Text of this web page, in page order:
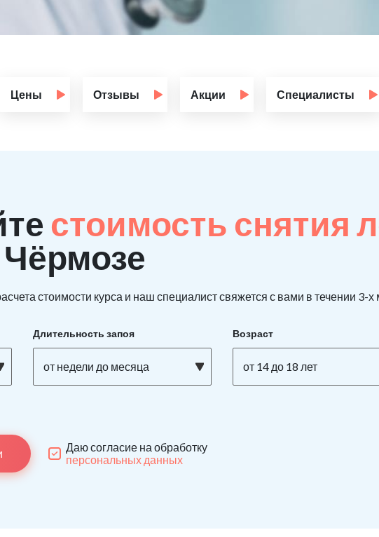
Цены Отзывы Акции Специалисты
стоимость снятия
стоимости курса и наш специалист свяжется с вами в течении 3-х
Длительность запоя
от недели до месяца
Возраст
от 14 до 18 лет
Даю согласие на обработку
персональных данных